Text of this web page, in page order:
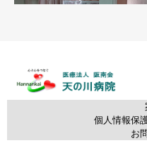
個人情報保
お